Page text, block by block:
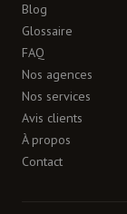
Blog
Glossaire
FAQ
Nos agences
Nos services
Avis clients
À propos
Contact